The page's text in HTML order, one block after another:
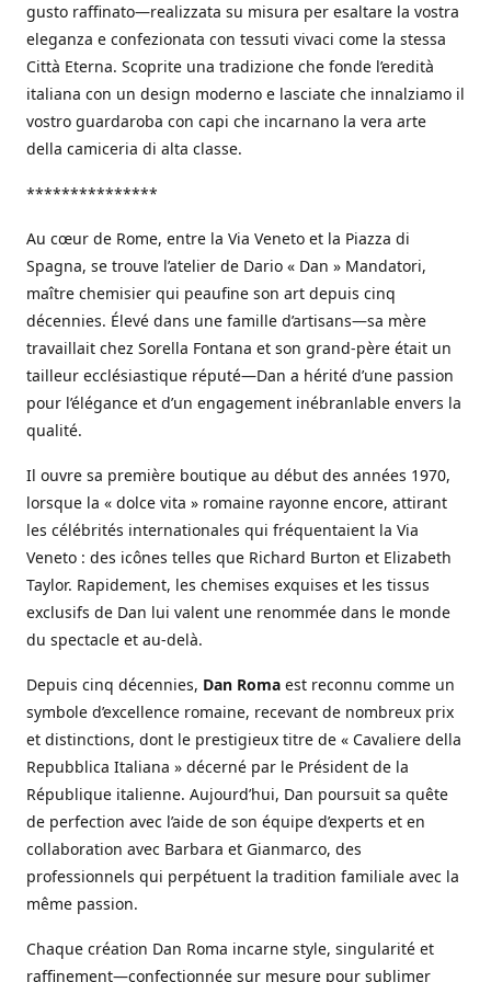
gusto raffinato—realizzata su misura per esaltare la vostra
eleganza e confezionata con tessuti vivaci come la stessa
Città Eterna. Scoprite una tradizione che fonde l’eredità
italiana con un design moderno e lasciate che innalziamo il
vostro guardaroba con capi che incarnano la vera arte
della camiceria di alta classe.
***************
Au cœur de Rome, entre la Via Veneto et la Piazza di
Spagna, se trouve l’atelier de Dario « Dan » Mandatori,
maître chemisier qui peaufine son art depuis cinq
décennies. Élevé dans une famille d’artisans—sa mère
travaillait chez Sorella Fontana et son grand-père était un
tailleur ecclésiastique réputé—Dan a hérité d’une passion
pour l’élégance et d’un engagement inébranlable envers la
qualité.
Il ouvre sa première boutique au début des années 1970,
lorsque la « dolce vita » romaine rayonne encore, attirant
les célébrités internationales qui fréquentaient la Via
Veneto : des icônes telles que Richard Burton et Elizabeth
Taylor. Rapidement, les chemises exquises et les tissus
exclusifs de Dan lui valent une renommée dans le monde
du spectacle et au-delà.
Depuis cinq décennies, Dan Roma est reconnu comme un
symbole d’excellence romaine, recevant de nombreux prix
et distinctions, dont le prestigieux titre de « Cavaliere della
Repubblica Italiana » décerné par le Président de la
République italienne. Aujourd’hui, Dan poursuit sa quête
de perfection avec l’aide de son équipe d’experts et en
collaboration avec Barbara et Gianmarco, des
professionnels qui perpétuent la tradition familiale avec la
même passion.
Chaque création Dan Roma incarne style, singularité et
raffinement—confectionnée sur mesure pour sublimer